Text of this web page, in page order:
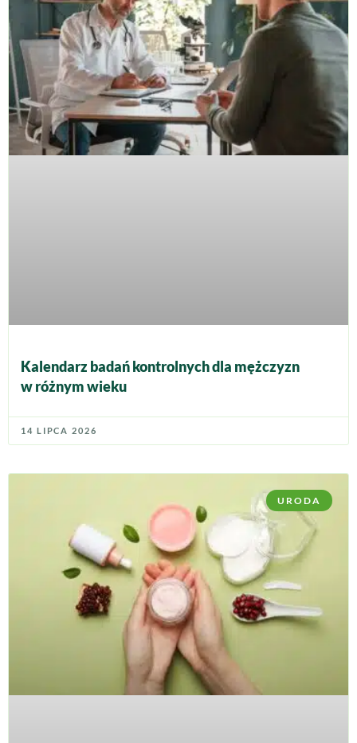
Kalendarz badań kontrolnych dla mężczyzn
w różnym wieku
14 LIPCA 2026
URODA